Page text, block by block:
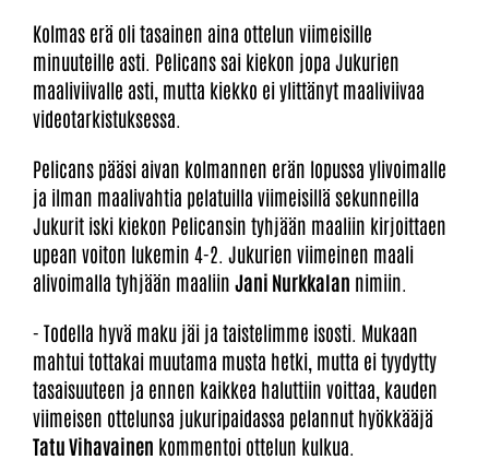
Kolmas erä oli tasainen aina ottelun viimeisille
minuuteille asti. Pelicans sai kiekon jopa Jukurien
maaliviivalle asti, mutta kiekko ei ylittänyt maaliviivaa
videotarkistuksessa.
Pelicans pääsi aivan kolmannen erän lopussa ylivoimalle
ja ilman maalivahtia pelatuilla viimeisillä sekunneilla
Jukurit iski kiekon Pelicansin tyhjään maaliin kirjoittaen
upean voiton lukemin 4-2. Jukurien viimeinen maali
alivoimalla tyhjään maaliin Jani Nurkkalan nimiin.
- Todella hyvä maku jäi ja taistelimme isosti. Mukaan
mahtui tottakai muutama musta hetki, mutta ei tyydytty
tasaisuuteen ja ennen kaikkea haluttiin voittaa, kauden
viimeisen ottelunsa jukuripaidassa pelannut hyökkääjä
Tatu Vihavainen kommentoi ottelun kulkua.